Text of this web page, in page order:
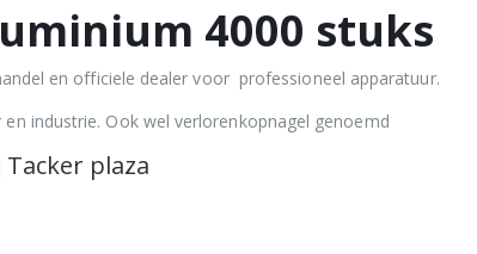
4000 stuks
en officiele dealer voor professioneel apparatuur.
industrie. Ook wel verlorenkopnagel genoemd
plaza